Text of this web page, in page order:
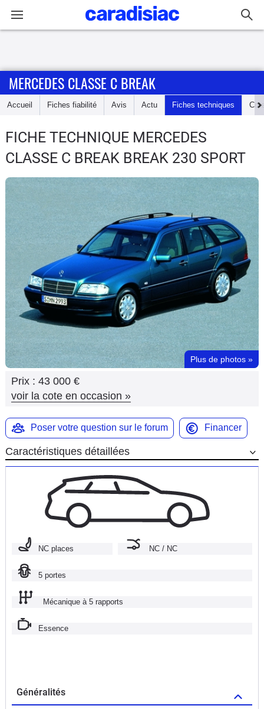
Accueil
Essais
Guide
d'achat
Electriques
Flottes
Auto
Services
Forum
Moto
Marques
MERCEDES CLASSE C BREAK
Accueil Fiches fiabilité Avis Actu Fiches techniques
FICHE TECHNIQUE MERCEDES
CLASSE C BREAK BREAK 230 SPORT
Plus de photos »
Prix : 43 000 €
voir la cote en occasion »
Poser votre question sur le forum Financer
Caractéristiques détaillées
NC places NC / NC
5 portes
Mécanique à 5 rapports
Essence
Généralités